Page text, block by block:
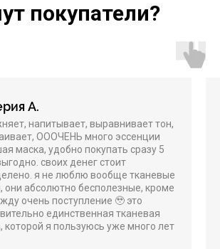
покупатели?
А.
напитывает, выравнивает тон,
ОООЧЕНЬ много эссенции
маска, удобно покупать сразу 5
своих денег стоит
я не люблю вообще тканевые
они абсолютно бесполезные, кроме
жду очень поступление 🥹 это
единственная тканевая
которой я пользуюсь уже много лет